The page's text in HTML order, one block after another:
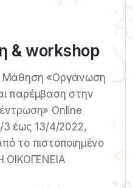
& workshop
Μάθηση «Οργάνωση
παρέμβαση στην
Online
3 έως 13/4/2022,
το πιστοποιημένο
ΟΙΚΟΓΕΝΕΙΑ